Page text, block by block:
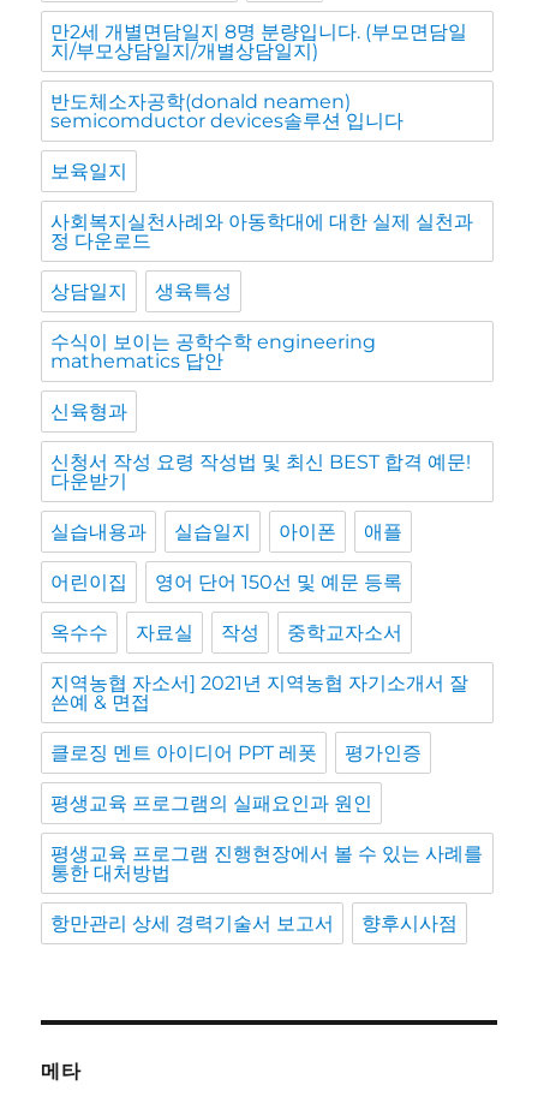
만2세 개별면담일지 8명 분량입니다. (부모면담일
지/부모상담일지/개별상담일지)
반도체소자공학(donald neamen)
semicomductor devices솔루션 입니다
보육일지
사회복지실천사례와 아동학대에 대한 실제 실천과
정 다운로드
상담일지 생육특성
수식이 보이는 공학수학 engineering
mathematics 답안
신육형과
신청서 작성 요령 작성법 및 최신 BEST 합격 예문!
다운받기
실습내용과 실습일지 아이폰 애플
어린이집 영어 단어 150선 및 예문 등록
옥수수 자료실 작성 중학교자소서
지역농협 자소서] 2021년 지역농협 자기소개서 잘
쓴예 & 면접
클로징 멘트 아이디어 PPT 레폿 평가인증
평생교육 프로그램의 실패요인과 원인
평생교육 프로그램 진행현장에서 볼 수 있는 사례를
통한 대처방법
항만관리 상세 경력기술서 보고서 향후시사점
메타